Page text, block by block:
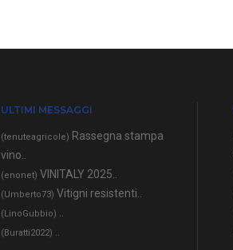
ULTIMI MESSAGGI
(tenuteagricole) Rassegna stampa
vino..
(enonet) VINITALY 2025..
(Umberto73) Vitigni resistenti..
(LinoGubbio)
(Buratti2022)